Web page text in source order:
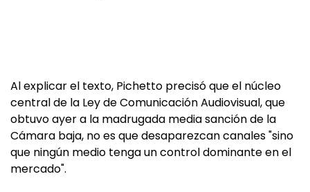
Al explicar el texto, Pichetto precisó que el núcleo
central de la Ley de Comunicación Audiovisual, que
obtuvo ayer a la madrugada media sanción de la
Cámara baja, no es que desaparezcan canales "sino
que ningún medio tenga un control dominante en el
mercado".